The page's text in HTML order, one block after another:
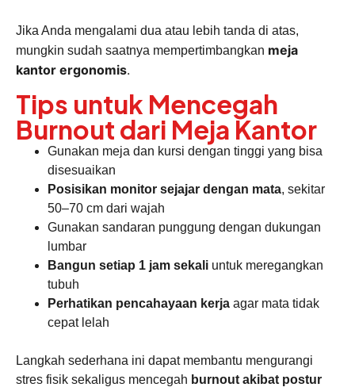
Jika Anda mengalami dua atau lebih tanda di atas,
mungkin sudah saatnya mempertimbangkan meja
kantor ergonomis.
Tips untuk Mencegah
Burnout dari Meja Kantor
Gunakan meja dan kursi dengan tinggi yang bisa
disesuaikan
Posisikan monitor sejajar dengan mata, sekitar
50–70 cm dari wajah
Gunakan sandaran punggung dengan dukungan
lumbar
Bangun setiap 1 jam sekali untuk meregangkan
tubuh
Perhatikan pencahayaan kerja agar mata tidak
cepat lelah
Langkah sederhana ini dapat membantu mengurangi
stres fisik sekaligus mencegah burnout akibat postur